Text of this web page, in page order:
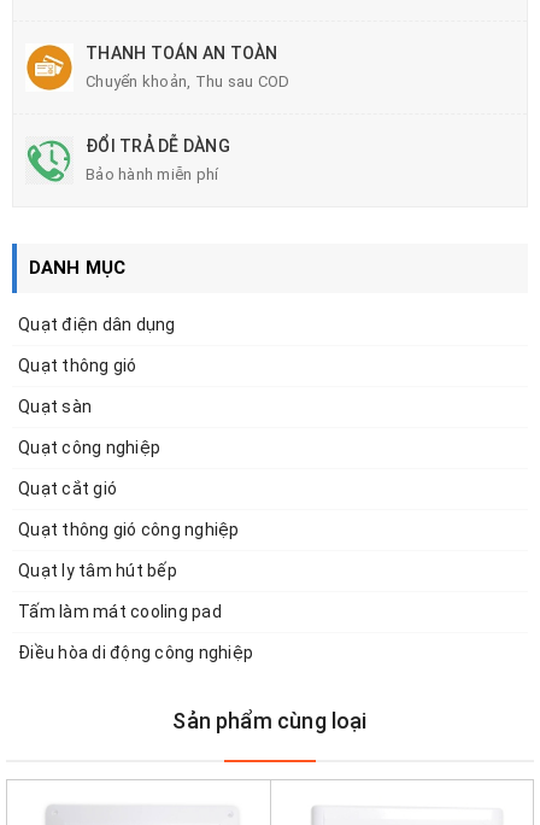
THANH TOÁN AN TOÀN
Chuyển khoản, Thu sau COD
ĐỔI TRẢ DỄ DÀNG
Bảo hành miễn phí
DANH MỤC
Quạt điện dân dụng
Quạt thông gió
Quạt sàn
Quạt công nghiệp
Quạt cắt gió
Quạt thông gió công nghiệp
Quạt ly tâm hút bếp
Tấm làm mát cooling pad
Điều hòa di động công nghiệp
Sản phẩm cùng loại